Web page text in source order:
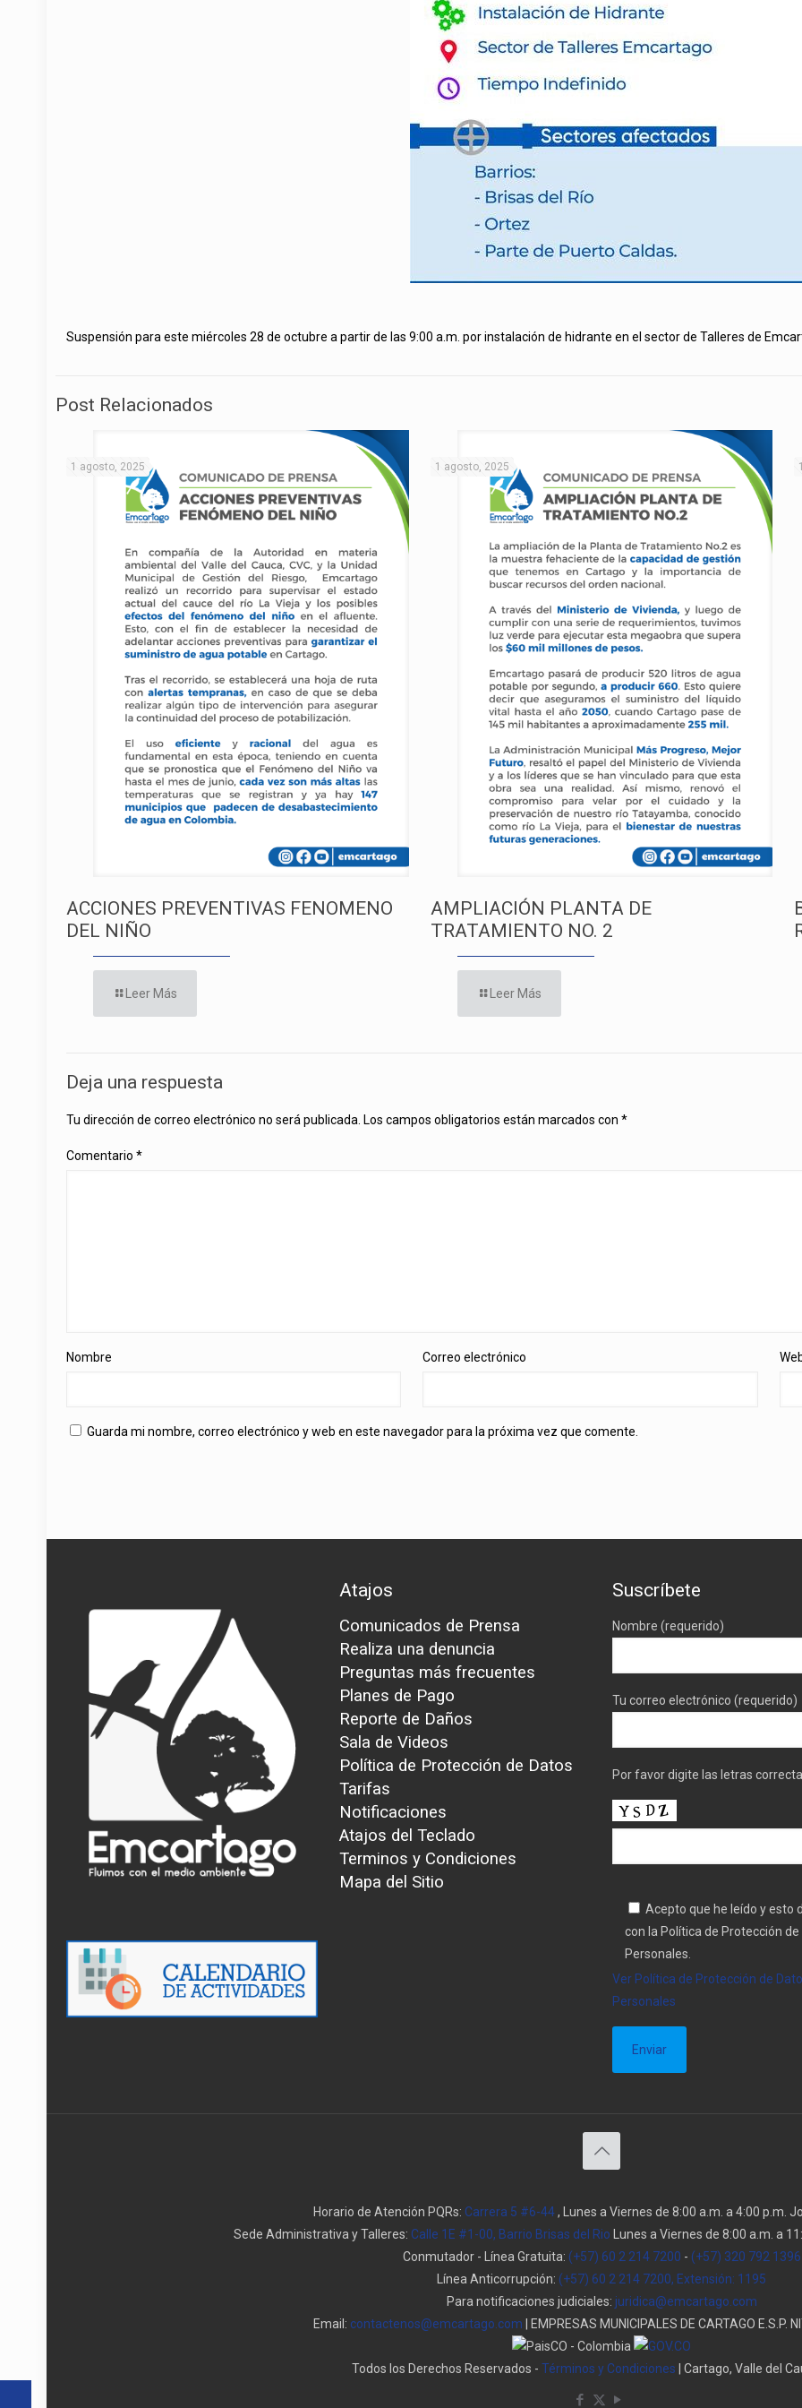
Suspensión para este miércoles 28 de octubre a partir de las 9:00 a.m. por instalación de hidrante en el sector de Talleres de
Post Relacionados
1 agosto, 2025
ACCIONES PREVENTIVAS FENOMENO
DEL NIÑO
Leer Más
1 agosto, 2025
AMPLIACIÓN PLANTA DE
TRATAMIENTO NO. 2
Leer Más
Deja una respuesta
Tu dirección de correo electrónico no será publicada. Los campos obligatorios están marcados con *
Comentario *
Nombre Correo electrónico
Guarda mi nombre, correo electrónico y web en este navegador para la próxima vez que comente.
Atajos
Comunicados de Prensa
Realiza una denuncia
Preguntas más frecuentes
Planes de Pago
Reporte de Daños
Sala de Videos
Política de Protección de Datos
Tarifas
Notificaciones
Atajos del Teclado
Terminos y Condiciones
Mapa del Sitio
Suscríbete
Nombre (requerido)
Tu correo electrónico (requerido)
Por favor digite las letras
Acepto que he leído y esto
con la Política de Protección de
Personales.
Ver Política de Protección de
Personales
Horario de Atención PQRs: Carrera 5 #6-44, Lunes a Viernes de 8:00 a.m. a 4:00 p.m.
Sede Administrativa y Talleres: Calle 1E #1-00, Barrio Brisas del Rio Lunes a Viernes de 8:00 a.m. a
Conmutador - Línea Gratuita: (+57) 60 2 214 7200 - (+57) 320 792 1396
Línea Anticorrupción: (+57) 60 2 214 7200, Extensión: 1195
Para notificaciones judiciales: juridica@emcartago.com
Email: contactenos@emcartago.com | EMPRESAS MUNICIPALES DE CARTAGO E.S.P.
Todos los Derechos Reservados - Términos y Condiciones | Cartago, Valle del